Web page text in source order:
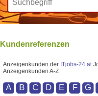
Wir bieten
Kundenreferenzen
Anzeigenkunden der ITjobs-24.at
Anzeigenkunden A-Z
A B C D E F G